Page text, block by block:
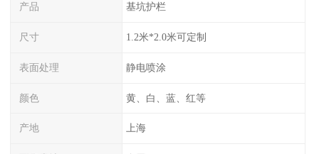
产品 基坑护栏
尺寸 1.2米*2.0米可定制
表面处理 静电喷涂
颜色 黄、白、蓝、红等
产地 上海